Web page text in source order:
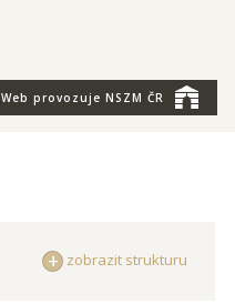
Web provozuje NSZM ČR
zobrazit strukturu